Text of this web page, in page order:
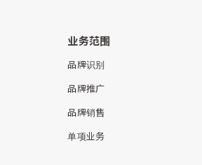
业务范围
品牌识别
品牌推广
品牌销售
单项业务